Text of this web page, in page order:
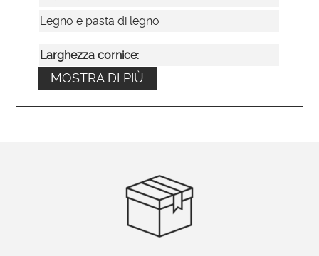
Legno e pasta di legno
Larghezza cornice:
Verticale o orizzontale
Ordinabile su misura?
MOSTRA DI PIÙ